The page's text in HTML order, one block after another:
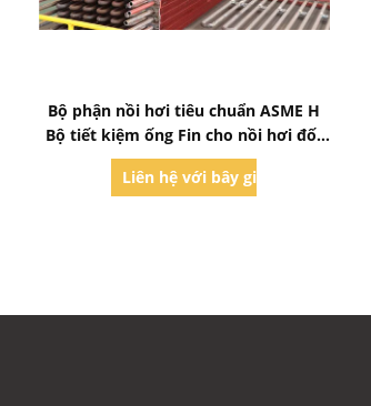
Bộ phận nồi hơi tiêu chuẩn ASME H
Bộ tiết kiệm ống Fin cho nồi hơi đốt
than
Liên hệ với bây giờ